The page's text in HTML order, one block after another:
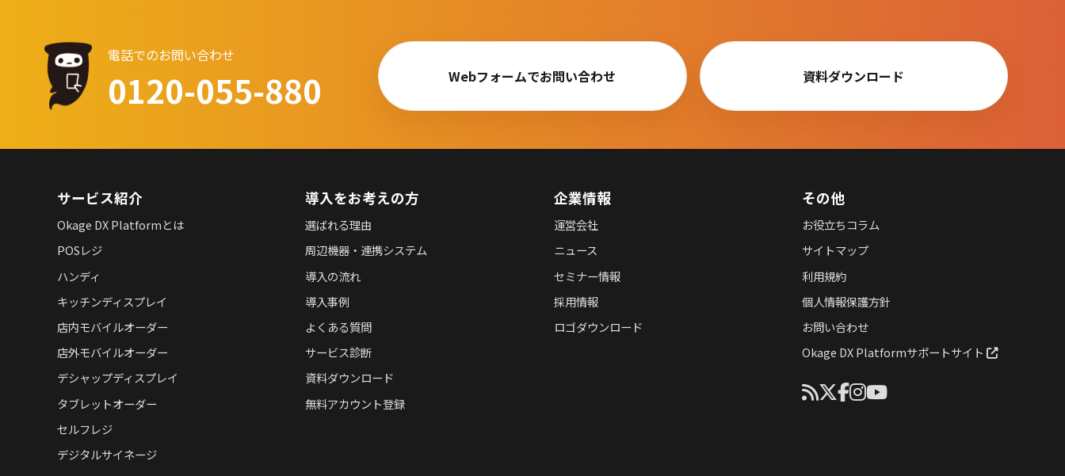
電話でのお問い合わせ
0120-055-880 Webフォームでお問い合わせ 資料ダウンロード
サービス紹介
Okage DX Platformとは
POSレジ
ハンディ
キッチンディスプレイ
店内モバイルオーダー
店外モバイルオーダー
デシャップディスプレイ
タブレットオーダー
セルフレジ
デジタルサイネージ
導入をお考えの方
選ばれる理由
周辺機器・連携システム
導入の流れ
導入事例
よくある質問
サービス診断
資料ダウンロード
無料アカウント登録
企業情報
運営会社
ニュース
セミナー情報
採用情報
ロゴダウンロード
その他
お役立ちコラム
サイトマップ
利用規約
個人情報保護方針
お問い合わせ
Okage DX Platformサポートサイト